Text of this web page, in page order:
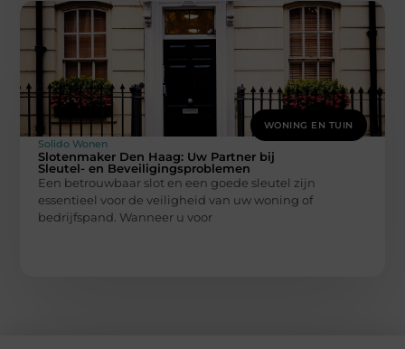
WONING EN TUIN
Solido Wonen
Slotenmaker Den Haag: Uw Partner bij
Sleutel- en Beveiligingsproblemen
Een betrouwbaar slot en een goede sleutel zijn
essentieel voor de veiligheid van uw woning of
bedrijfspand. Wanneer u voor